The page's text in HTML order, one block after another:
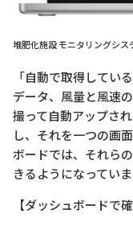
堆肥化施設 モニタリングシ
「自動で取得してい
データ、風量と風速
撮って自動アップさ
し、それを一つの画
ボードでは、それら
きるようになってい
【ダッシュボードで